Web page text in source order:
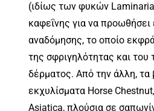
(ιδίως των φυκών
καφεΐνης για να
αναδόμησης, το οποίο
της σφριγηλότητας και του
δέρματος. Από την άλλη, τα
εκχυλίσματα Horse
Asiatica, πλούσια σε